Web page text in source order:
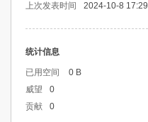
上次发表时间
2024-10-8 17:29
统计信息
已用空间 0 B
威望
0
贡献
0